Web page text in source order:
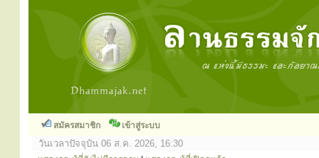
สมัครสมาชิก เข้าสู่ระบบ
วันเวลาปัจจุบัน 06 ส.ค. 2026, 16:30